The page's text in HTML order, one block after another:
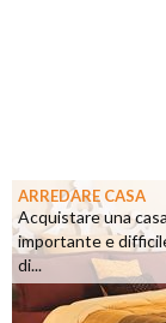
ARREDARE CASA
Acquistare una
importante e
di...